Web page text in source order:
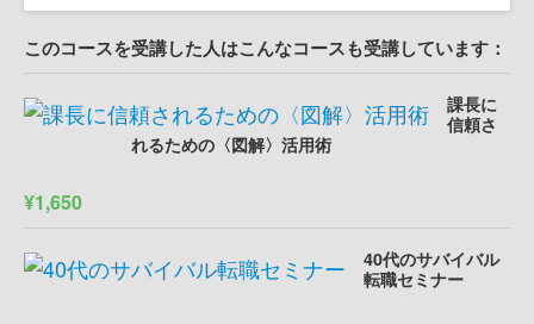
このコースを受講した人はこんなコースも受講しています：
課長に
信頼さ
れるための〈図解〉活用術
¥1,650
40代のサバイバル
転職セミナー